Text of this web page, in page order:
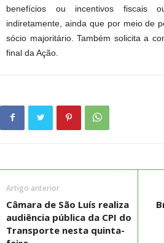
benefícios ou incentivos fiscais
indiretamente, ainda que por meio de
sócio majoritário. Também solicita a
final da Ação.
Artigo anterior
Câmara de São Luís realiza
audiência pública da CPI do
Transporte nesta quinta-